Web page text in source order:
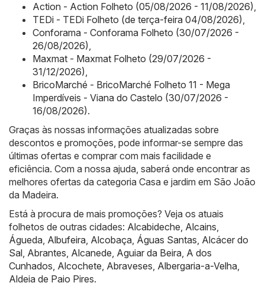
Action - Action Folheto (05/08/2026 - 11/08/2026),
TEDi - TEDi Folheto (de terça-feira 04/08/2026),
Conforama - Conforama Folheto (30/07/2026 -
26/08/2026),
Maxmat - Maxmat Folheto (29/07/2026 -
31/12/2026),
BricoMarché - BricoMarché Folheto 11 - Mega
Imperdíveis - Viana do Castelo (30/07/2026 -
16/08/2026).
Graças às nossas informações atualizadas sobre
descontos e promoções, pode informar-se sempre das
últimas ofertas e comprar com mais facilidade e
eficiência. Com a nossa ajuda, saberá onde encontrar as
melhores ofertas da categoria Casa e jardim em São João
da Madeira.
Está à procura de mais promoções? Veja os atuais
folhetos de outras cidades: Alcabideche, Alcains,
Águeda, Albufeira, Alcobaça, Águas Santas, Alcácer do
Sal, Abrantes, Alcanede, Aguiar da Beira, A dos
Cunhados, Alcochete, Abraveses, Albergaria-a-Velha,
Aldeia de Paio Pires.